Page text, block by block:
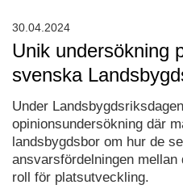
Unik undersökning
svenska
Under
opinionsundersökning där
landsbygdsbor om hur de
ansvarsfördelningen
roll för platsutveckling.
30.04.2024